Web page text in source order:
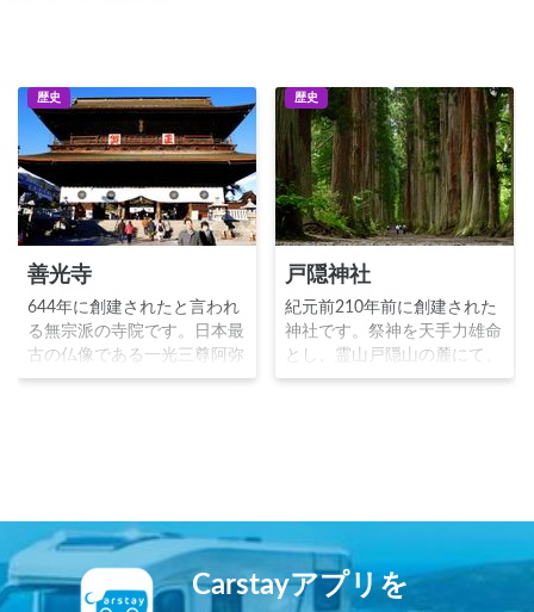
歴史
善光寺
644年に創建されたと言われ
る無宗派の寺院です。日本最
古の仏像である一光三尊阿弥
陀如来を本尊とし、親鸞一遍
げ、「一生に一度は善光寺詣
り」と言われるほど今でも多
くの人々の心の拠り所となっ
ています。
歴史
戸隠神社
紀元前210年前に創建された
神社です。祭神を天手力雄命
とし、霊山戸隠山の麓にて、
奥社中社宝光社九頭龍社火之
戦乱の舞台となりましたが、
徳川家康の手厚い保護を受
け、現在もその威厳を保って
います。
Carstayアプリを